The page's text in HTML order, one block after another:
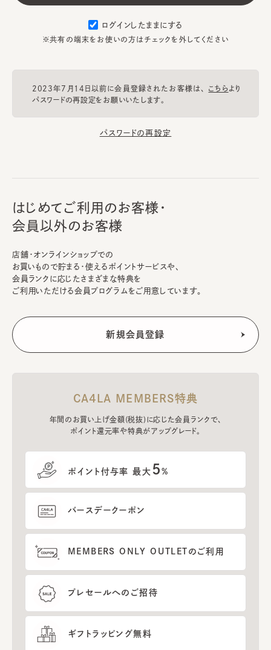
ログインしたままにする
※共有の端末をお使いの方はチェックを外してください
2023年7月14日以前に会員登録されたお客様は、 こちらより
パスワードの再設定をお願いいたします。
パスワードの再設定
はじめてご利用のお客様・
会員以外のお客様
店舗・オンラインショップでの
お買いもので貯まる・使えるポイントサービスや、
会員ランクに応じたさまざまな特典を
ご利用いただける会員プログラムをご用意しています。
CA4LA MEMBERS特典
年間のお買い上げ金額(税抜)に応じた会員ランクで、
ポイント還元率や特典がアップグレード。
ポイント付与率 最大 5%
バースデークーポン
MEMBERS ONLY OUTLETのご利用
プレセールへのご招待
ギフトラッピング無料